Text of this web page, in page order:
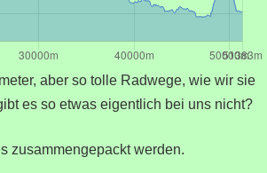
aber so tolle Radwege, wie wir sie
es so etwas eigentlich bei uns nicht?
zusammengepackt werden.